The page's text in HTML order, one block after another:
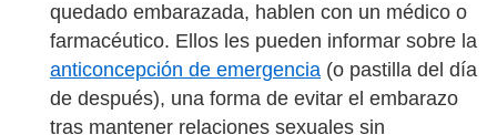
quedado embarazada, hablen con un médico o
farmacéutico. Ellos les pueden informar sobre la
anticoncepción de emergencia (o pastilla del día
de después), una forma de evitar el embarazo
tras mantener relaciones sexuales sin